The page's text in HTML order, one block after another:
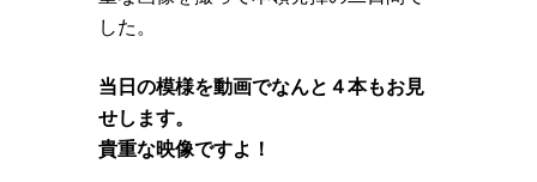
した。
当日の模様を動画でなんと４本もお見
せします。
貴重な映像ですよ！